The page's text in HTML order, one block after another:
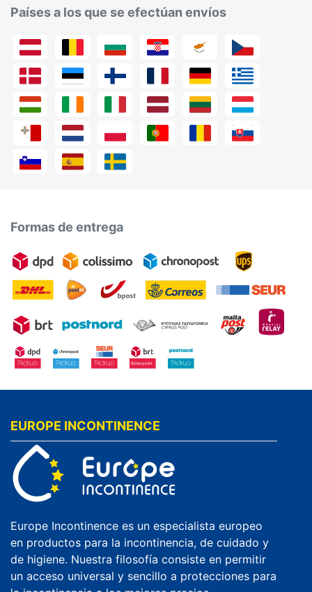
Países a los que se efectúan envíos
Formas de entrega
EUROPE INCONTINENCE
Europe Incontinence es un especialista europeo
en productos para la incontinencia, de cuidado y
de higiene. Nuestra filosofía consiste en permitir
un acceso universal y sencillo a protecciones para